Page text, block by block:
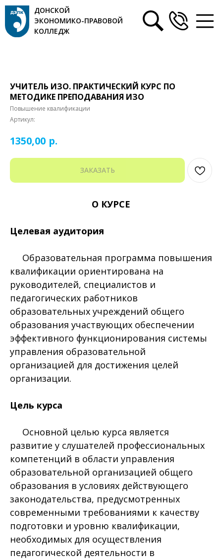
ДОНСКОЙ
ЭКОНОМИКО-ПРАВОВОЙ
КОЛЛЕДЖ
УЧИТЕЛЬ ИЗО. ПРАКТИЧЕСКИЙ КУРС ПО
МЕТОДИКЕ ПРЕПОДАВАНИЯ ИЗО
Повышение квалификации
Артикул:
1350,00 р.
ЗАКАЗАТЬ
О КУРСЕ
Целевая аудитория
Образовательная программа повышения
квалификации ориентирована на
руководителей, специалистов и
педагогических работников
образовательных учреждений общего
образования участвующих обеспечении
эффективного функционирования системы
управления образовательной
организацией для достижения целей
организации.
Цель курса
Основной целью курса является
развитие у слушателей профессиональных
компетенций в области управления
образовательной организацией общего
образования в условиях действующего
законодательства, предусмотренных
современными требованиями к качеству
подготовки и уровню квалификации,
необходимых для осуществления
педагогической деятельности в